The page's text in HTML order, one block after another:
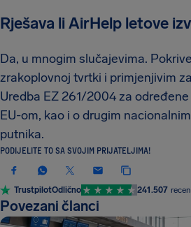
Rješava li AirHelp letove
Da, u mnogim slučajevima.
zrakoplovnoj tvrtki i primjenjivim
Uredba EZ 261/2004 za
EU-om, kao i o drugim
putnika.
PODIJELITE TO SA SVOJIM PRIJATELJIMA!
TrustpilotOdlično 241.507
Povezani članci